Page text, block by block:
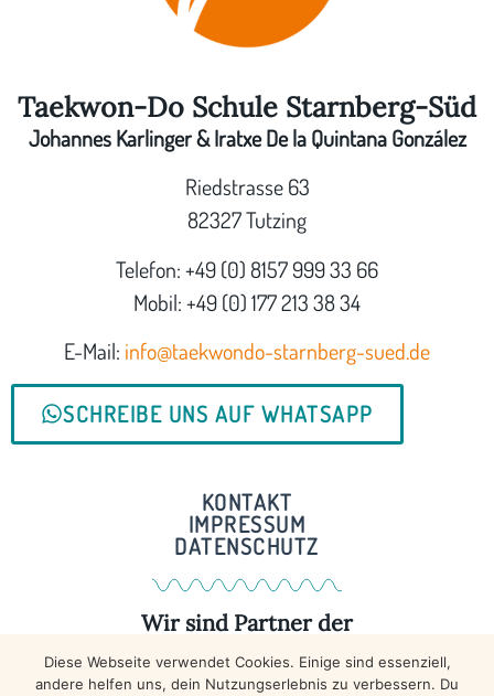
Taekwon-Do Schule Starnberg-Süd
Johannes Karlinger & Iratxe De la Quintana González
Riedstrasse 63
82327 Tutzing
Telefon: +49 (0) 8157 999 33 66
Mobil: +49 (0) 177 213 38 34
E-Mail: info@taekwondo-starnberg-sued.de
SCHREIBE UNS AUF WHATSAPP
KONTAKT
IMPRESSUM
DATENSCHUTZ
Wir sind Partner der
MEHR DAZU ...
Diese Webseite verwendet Cookies. Einige sind essenziell,
andere helfen uns, dein Nutzungserlebnis zu verbessern. Du